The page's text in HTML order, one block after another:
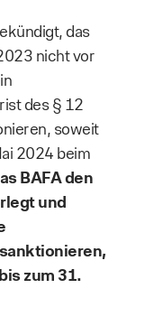
das
nicht vor
des § 12
soweit
2024 beim
BAFA den
und
zum 31.